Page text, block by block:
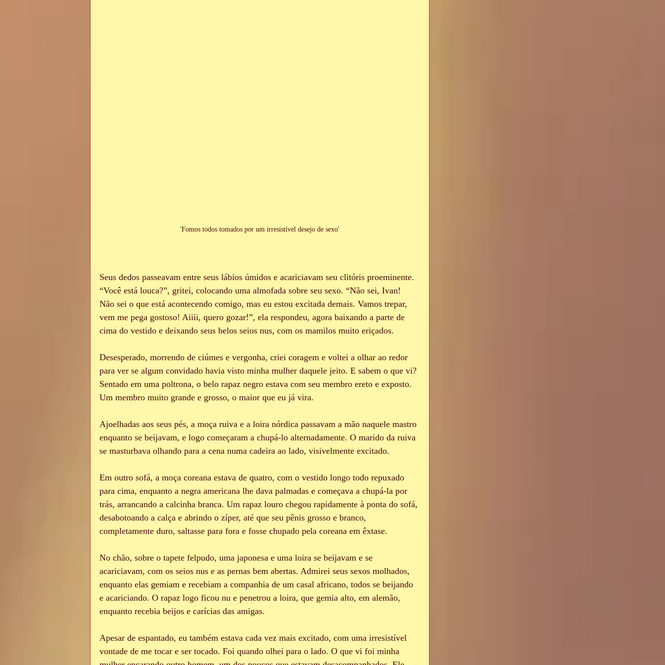
'Fomos todos tomados por um irresistível desejo de sexo'
Seus dedos passeavam entre seus lábios úmidos e acariciavam seu clitóris proeminente.
“Você está louca?”, gritei, colocando uma almofada sobre seu sexo. “Não sei, Ivan!
Não sei o que está acontecendo comigo, mas eu estou excitada demais. Vamos trepar,
vem me pega gostoso! Aiiii, quero gozar!”, ela respondeu, agora baixando a parte de
cima do vestido e deixando seus belos seios nus, com os mamilos muito eriçados.
Desesperado, morrendo de ciúmes e vergonha, criei coragem e voltei a olhar ao redor
para ver se algum convidado havia visto minha mulher daquele jeito. E sabem o que vi?
Sentado em uma poltrona, o belo rapaz negro estava com seu membro ereto e exposto.
Um membro muito grande e grosso, o maior que eu já vira.
Ajoelhadas aos seus pés, a moça ruiva e a loira nórdica passavam a mão naquele mastro
enquanto se beijavam, e logo começaram a chupá-lo alternadamente. O marido da ruiva
se masturbava olhando para a cena numa cadeira ao lado, visivelmente excitado.
Em outro sofá, a moça coreana estava de quatro, com o vestido longo todo repuxado
para cima, enquanto a negra americana lhe dava palmadas e começava a chupá-la por
trás, arrancando a calcinha branca. Um rapaz louro chegou rapidamente à ponta do sofá,
desabotoando a calça e abrindo o zíper, até que seu pênis grosso e branco,
completamente duro, saltasse para fora e fosse chupado pela coreana em êxtase.
No chão, sobre o tapete felpudo, uma japonesa e uma loira se beijavam e se
acariciavam, com os seios nus e as pernas bem abertas. Admirei seus sexos molhados,
enquanto elas gemiam e recebiam a companhia de um casal africano, todos se beijando
e acariciando. O rapaz logo ficou nu e penetrou a loira, que gemia alto, em alemão,
enquanto recebia beijos e carícias das amigas.
Apesar de espantado, eu também estava cada vez mais excitado, com uma irresistível
vontade de me tocar e ser tocado. Foi quando olhei para o lado. O que vi foi minha